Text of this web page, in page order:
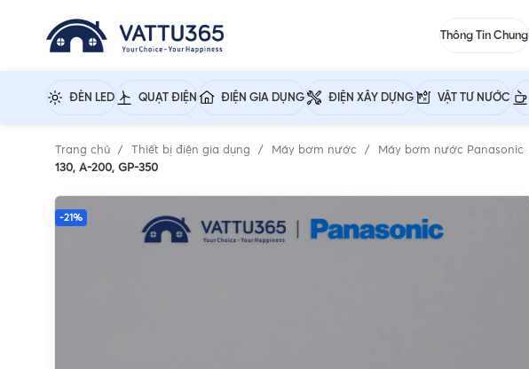
Thông Tin Chung
ĐÈN LED QUẠT ĐIỆN ĐIỆN GIA DỤNG ĐIỆN XÂY DỰNG VẬT TƯ NƯỚC
Trang chủ Thiết bị điện gia dụng Máy bơm nước Máy bơm nước Panasonic
130, A-200, GP-350
-21%